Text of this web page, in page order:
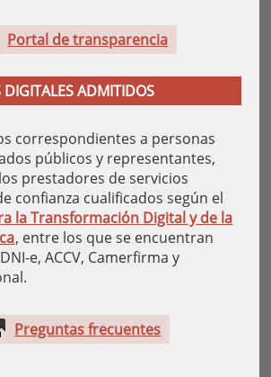
Portal de transparencia
DIGITALES ADMITIDOS
correspondientes a personas
públicos y representantes,
prestadores de servicios
confianza cualificados según el
la Transformación Digital y de la
, entre los que se encuentran
DNI-e, ACCV, Camerfirma y
Preguntas frecuentes